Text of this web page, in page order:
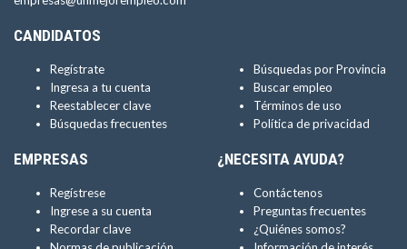
CANDIDATOS
Regístrate
Ingresa a tu cuenta
Reestablecer clave
Búsquedas frecuentes
Búsquedas por Provincia
Buscar empleo
Términos de uso
Política de privacidad
EMPRESAS
Regístrese
Ingrese a su cuenta
Recordar clave
¿NECESITA AYUDA?
Contáctenos
Preguntas frecuentes
¿Quiénes somos?